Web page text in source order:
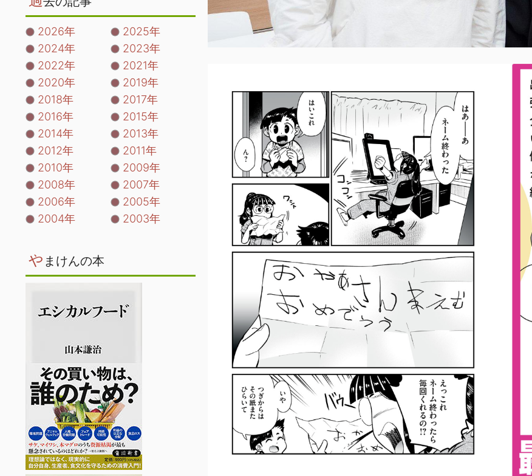
2026年
2025年
2024年
2023年
2022年
2021年
2020年
2019年
2018年
2017年
2016年
2015年
2014年
2013年
2012年
2011年
2010年
2009年
2008年
2007年
2006年
2005年
2004年
2003年
や まけんの本